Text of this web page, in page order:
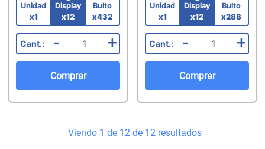
Unidad
x1
Display
x12
Bulto
x432
- +
Comprar
Unidad
x1
Display
x12
Bulto
x288
- +
Comprar
Viendo 1 de 12 de 12 resultados